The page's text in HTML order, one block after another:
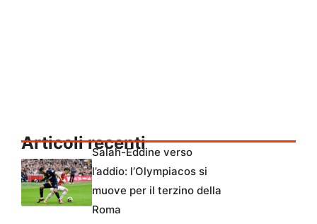
Articoli recenti
Salah-Eddine verso
l’addio: l’Olympiacos si
muove per il terzino della
Roma